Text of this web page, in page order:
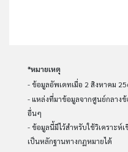
*หมายเหตุ
- ข้อมูลอัพเดทเมื่อ 2 สิงหาคม
- แหล่งที่มาข้อมูลจากศูนย์กลาง
อื่นๆ
- ข้อมูลนี้มีไว้สำหรับใช้วิเคราะห์
เป็นหลักฐานทางกฏหมายได้